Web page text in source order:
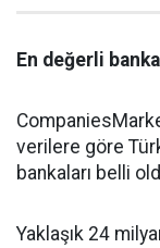
En değerli
verilere göre
bankaları belli
Yaklaşık 24